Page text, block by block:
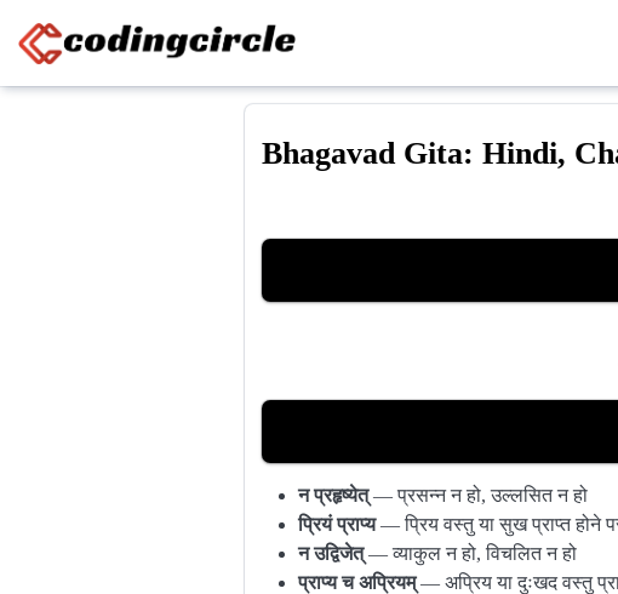
Bhagavad Gita: Hindi,
न प्रहृष्येत्— प्रसन्न न हो, उल्लसित न हो
प्रियं प्राप्य— प्रिय वस्तु या सुख प्राप्त होने
न उद्विजेत्— व्याकुल न हो, विचलित न हो
प्राप्य च अप्रियम्— अप्रिय या दुःखद वस्तु